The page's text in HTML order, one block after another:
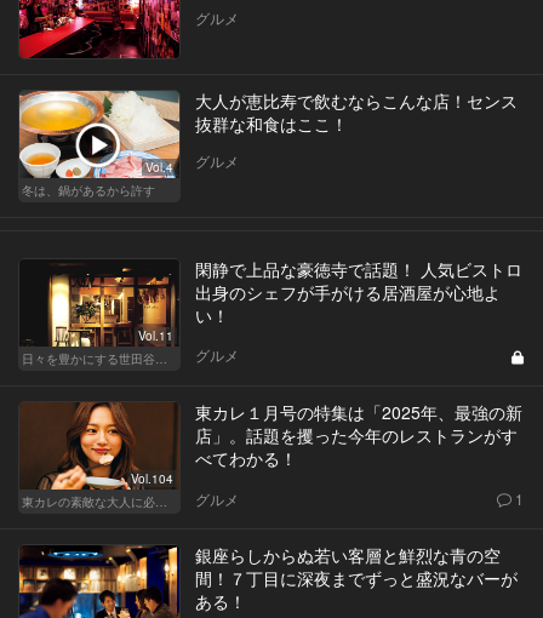
グルメ
Vol.4
冬は、鍋があるから許す
大人が恵比寿で飲むならこんな店！センス
抜群な和食はここ！
グルメ
Vol.11
日々を豊かにする世田谷の話題店
閑静で上品な豪徳寺で話題！ 人気ビストロ
出身のシェフが手がける居酒屋が心地よ
い！
グルメ
Vol.104
東カレの素敵な大人に必要なこと
東カレ１月号の特集は「2025年、最強の新
店」。話題を攫った今年のレストランがす
べてわかる！
グルメ 1
銀座らしからぬ若い客層と鮮烈な青の空
間！７丁目に深夜までずっと盛況なバーが
ある！